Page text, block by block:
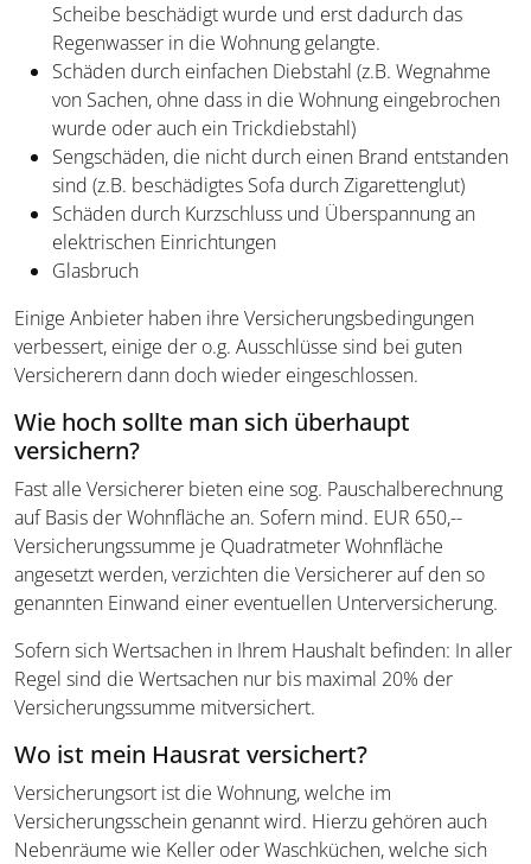
Scheibe beschädigt wurde und erst dadurch das
Regenwasser in die Wohnung gelangte.
Schäden durch einfachen Diebstahl (z.B. Wegnahme
von Sachen, ohne dass in die Wohnung eingebrochen
wurde oder auch ein Trickdiebstahl)
Sengschäden, die nicht durch einen Brand entstanden
sind (z.B. beschädigtes Sofa durch Zigarettenglut)
Schäden durch Kurzschluss und Überspannung an
elektrischen Einrichtungen
Glasbruch
Einige Anbieter haben ihre Versicherungsbedingungen
verbessert, einige der o.g. Ausschlüsse sind bei guten
Versicherern dann doch wieder eingeschlossen.
Wie hoch sollte man sich überhaupt
versichern?
Fast alle Versicherer bieten eine sog. Pauschalberechnung
auf Basis der Wohnfläche an. Sofern mind. EUR 650,--
Versicherungssumme je Quadratmeter Wohnfläche
angesetzt werden, verzichten die Versicherer auf den so
genannten Einwand einer eventuellen Unterversicherung.
Sofern sich Wertsachen in Ihrem Haushalt befinden: In aller
Regel sind die Wertsachen nur bis maximal 20% der
Versicherungssumme mitversichert.
Wo ist mein Hausrat versichert?
Versicherungsort ist die Wohnung, welche im
Versicherungsschein genannt wird. Hierzu gehören auch
Nebenräume wie Keller oder Waschküchen, welche sich